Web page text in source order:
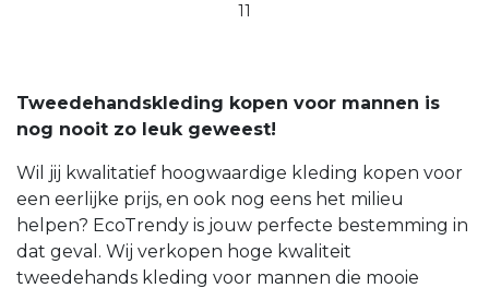
11
Tweedehandskleding kopen voor mannen is
nog nooit zo leuk geweest!
Wil jij kwalitatief hoogwaardige kleding kopen voor
een eerlijke prijs, en ook nog eens het milieu
helpen? EcoTrendy is jouw perfecte bestemming in
dat geval. Wij verkopen hoge kwaliteit
tweedehands kleding voor mannen die mooie